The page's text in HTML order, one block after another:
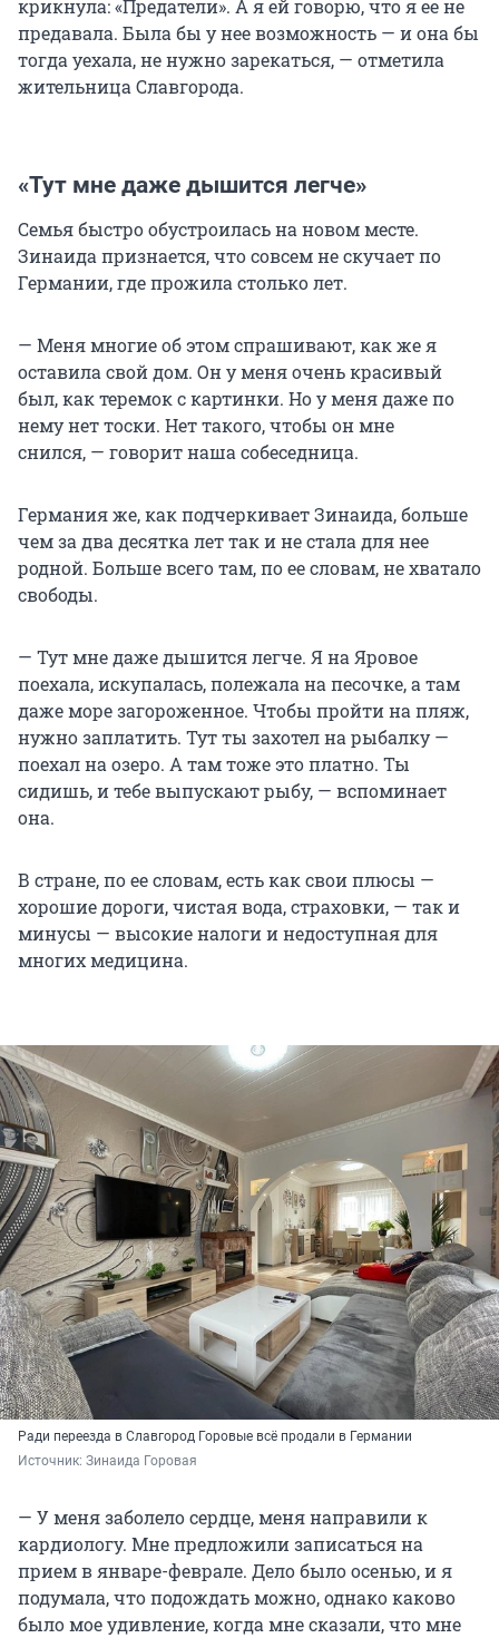
крикнула: «Предатели». А я ей говорю, что я ее не
предавала. Была бы у нее возможность — и она бы
тогда уехала, не нужно зарекаться, — отметила
жительница Славгорода.
«Тут мне даже дышится легче»
Семья быстро обустроилась на новом месте.
Зинаида признается, что совсем не скучает по
Германии, где прожила столько лет.
— Меня многие об этом спрашивают, как же я
оставила свой дом. Он у меня очень красивый
был, как теремок с картинки. Но у меня даже по
нему нет тоски. Нет такого, чтобы он мне
снился, — говорит наша собеседница.
Германия же, как подчеркивает Зинаида, больше
чем за два десятка лет так и не стала для нее
родной. Больше всего там, по ее словам, не хватало
свободы.
— Тут мне даже дышится легче. Я на Яровое
поехала, искупалась, полежала на песочке, а там
даже море загороженное. Чтобы пройти на пляж,
нужно заплатить. Тут ты захотел на рыбалку —
поехал на озеро. А там тоже это платно. Ты
сидишь, и тебе выпускают рыбу, — вспоминает
она.
В стране, по ее словам, есть как свои плюсы —
хорошие дороги, чистая вода, страховки, — так и
минусы — высокие налоги и недоступная для
многих медицина.
Ради переезда в Славгород Горовые всё продали в Германии
Источник: Зинаида Горовая
— У меня заболело сердце, меня направили к
кардиологу. Мне предложили записаться на
прием в январе-феврале. Дело было осенью, и я
подумала, что подождать можно, однако каково
было мое удивление, когда мне сказали, что мне